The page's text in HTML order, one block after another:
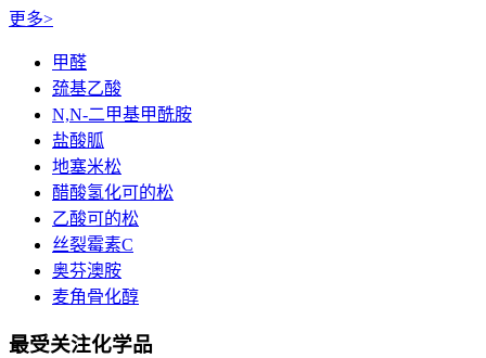
更多>
甲醛
巯基乙酸
N,N-二甲基甲酰胺
盐酸胍
地塞米松
醋酸氢化可的松
乙酸可的松
丝裂霉素C
奥芬澳胺
麦角骨化醇
最受关注化学品